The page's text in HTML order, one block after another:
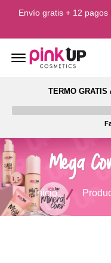
Envío gratis + 12
Menu Open
TERMO GRATIS
Mega
Inicio